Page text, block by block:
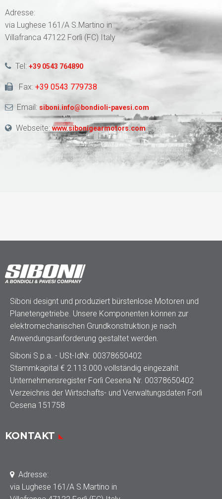
Adresse:
via Lughese 161/A S.Martino in
Villafranca 47122 Forlì (FC) Italy
Tel: +39 0543 764890
Fax: +39 0543 779738
Email: siboni.info@bondioli-pavesi.com
Webseite: www.sibonigearmotors.com
Siboni designt und produziert bürstenlose Motoren und
Planetengetriebe. Unsere Komponenten können zur
elektromechanischen Grundkonstruktion je nach
Anwendungsanforderung gestaltet werden.
Siboni S.p.a. - USt-IdNr. 00378650402
Stammkapital € 2.113.000 vollständig eingezahlt
Unternehmensregister Forlì Cesena Nr. 00378650402
Verzeichnis der Wirtschafts- und Verwaltungsdaten Forlì
Cesena 151758
KONTAKT
Adresse:
via Lughese 161/A S.Martino in